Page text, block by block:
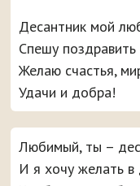
Десантник мой
Спешу поздравить
Желаю счастья,
Удачи и добра!
Любимый, ты –
И я хочу желать